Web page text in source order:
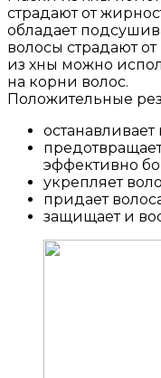
страдают от
обладает
волосы страдают
из хны можно
на корни волос.
Положительные
эффективно
укрепляет
придает
защищает и